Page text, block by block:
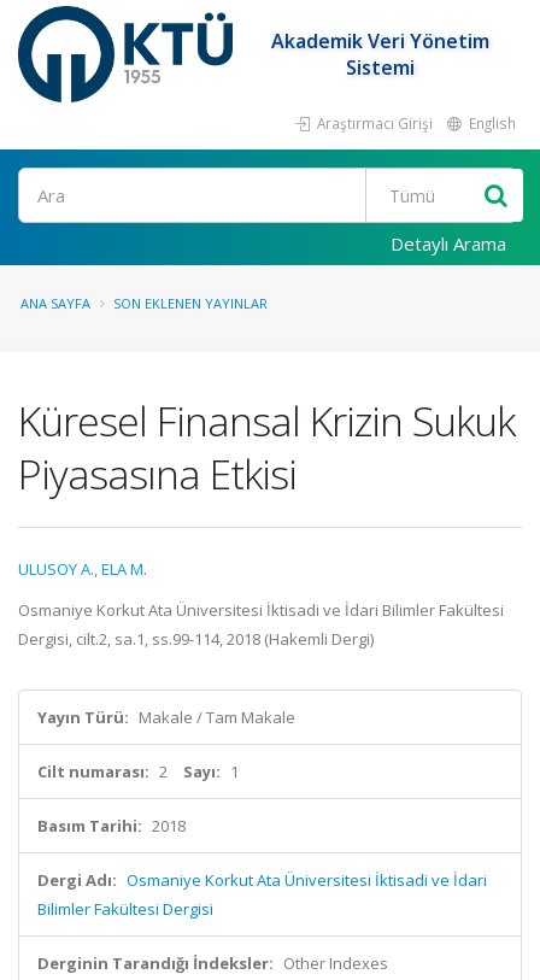
Akademik Veri Yönetim
Sistemi
Araştırmacı Girişi English
Ara
Detaylı Arama
ANA SAYFA SON EKLENEN YAYINLAR
Küresel Finansal Krizin Sukuk
Piyasasına Etkisi
ULUSOY A.,ELA M.
Osmaniye Korkut Ata Üniversitesi İktisadi ve İdari Bilimler Fakültesi
Dergisi, cilt.2, sa.1, ss.99-114, 2018 (Hakemli Dergi)
Yayın Türü: Makale / Tam Makale
Cilt numarası: 2 Sayı: 1
Basım Tarihi: 2018
Dergi Adı: Osmaniye Korkut Ata Üniversitesi İktisadi ve İdari
Bilimler Fakültesi Dergisi
Derginin Tarandığı İndeksler: Other Indexes